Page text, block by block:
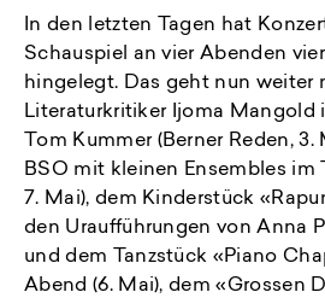
In den letzten Tagen hat
Schauspiel an vier Abenden
hingelegt. Das geht nun weiter
Literaturkritiker Ijoma Mangold
Tom Kummer (Berner Reden, 3.
BSO mit kleinen Ensembles im
7. Mai), dem Kinderstück
den Uraufführungen von Anna
und dem Tanzstück «Piano
Abend (6. Mai), dem «Grossen